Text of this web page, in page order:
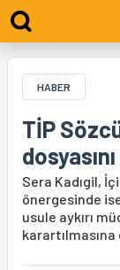
HABER
TİP
Sera Kadıgil,
önergesinde
usule aykırı